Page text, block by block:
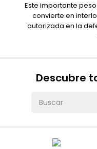
Este importante
convierte en
autorizada en la
Descubre